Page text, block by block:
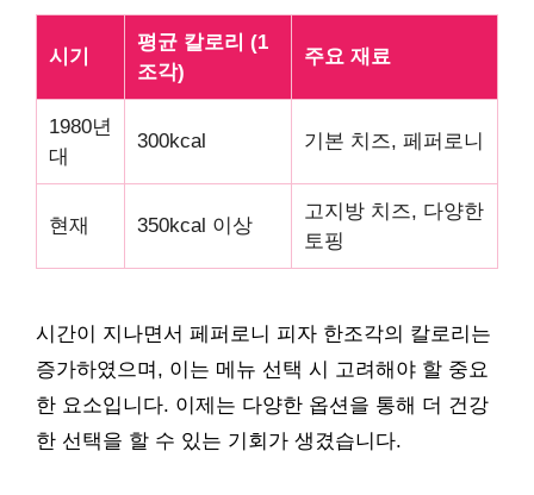
시기
평균 칼로리 (1
조각)
주요 재료
1980년
대
300kcal 기본 치즈, 페퍼로니
현재 350kcal 이상
고지방 치즈, 다양한
토핑
시간이 지나면서 페퍼로니 피자 한조각의 칼로리는
증가하였으며, 이는 메뉴 선택 시 고려해야 할 중요
한 요소입니다. 이제는 다양한 옵션을 통해 더 건강
한 선택을 할 수 있는 기회가 생겼습니다.